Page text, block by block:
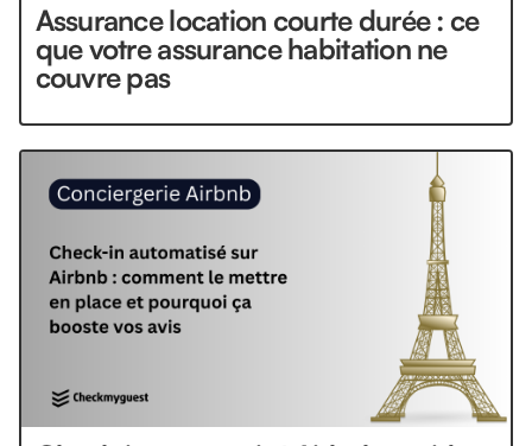
Assurance location courte durée : ce
que votre assurance habitation ne
couvre pas